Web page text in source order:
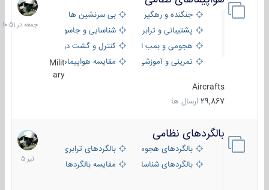
جنگنده و رهگیر
بی سرنشین ها
پشتیبانی و ترابری
شناسایی و جاسوسی
هجومی و بمب افکن
کنترل و گشت دریایی
تمرینی و آموزشی
مقایسه هواپیماهاMilit
ary
Aircrafts
29,867 ارسال ها
در
10:51
بالگردهای نظامی
بالگردهای هجومی
بالگردهای ترابری
بالگردهای شناسایی
مقایسه بالگردها
22
تیر
1405